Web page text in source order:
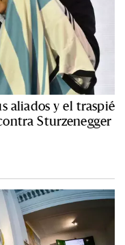
aliados y el traspié
Sturzenegger